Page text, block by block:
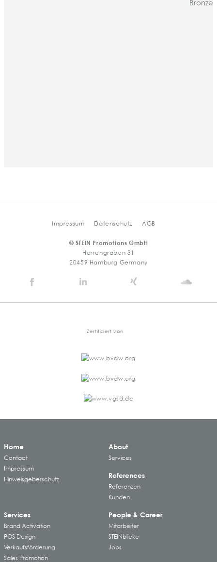
Impressum Datenschutz AGB
© STEIN Promotions GmbH
Herrengraben 31
20459 Hamburg Germany
@
@
@
Stein
@
Zertifiziert von
Home
Contact
Impressum
Hinweisgeberschutz
About
Services
References
Referenzen
Kunden
Services
Brand Activation
POS Design
Verkaufsförderung
Sales Promotion
People & Career
Mitarbeiter
STEINblicke
Jobs